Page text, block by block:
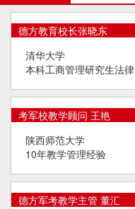
德方教育校长张晓东
清华大学
本科工商管理研究生法律
考军校教学顾问 王艳
陕西师范大学
10年教学管理经验
德方军考教学主管 董汇